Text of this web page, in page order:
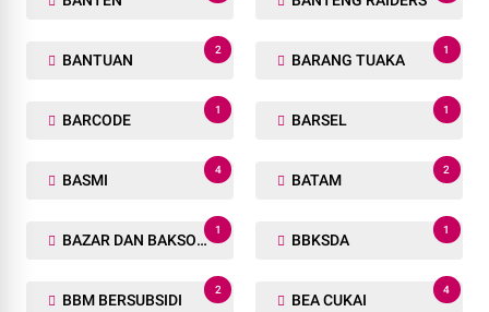
BANTUAN
2
BARANG TUAKA
1
BARCODE
1
BARSEL
1
BASMI
4
BATAM
2
BAZAR DAN BAKSOS RAMADHAN
1
BBKSDA
1
BBM BERSUBSIDI
2
BEA CUKAI
4